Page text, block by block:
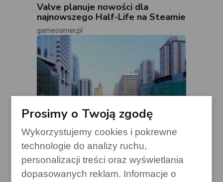
Valve planuje nowości dla
najnowszego Half-Life na Steamie
gamecorner.pl
Prosimy o Twoją zgodę
Wykorzystujemy cookies i pokrewne
technologie do analizy ruchu,
personalizacji treści oraz wyświetlania
dopasowanych reklam. Informacje o